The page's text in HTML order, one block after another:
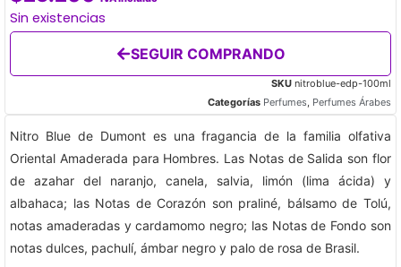
Sin existencias
SEGUIR COMPRANDO
SKU nitroblue-edp-100ml
Categorías Perfumes Perfumes Árabes
Nitro Blue de Dumont es una fragancia de la familia olfativa
Oriental Amaderada para Hombres. Las Notas de Salida son flor
de azahar del naranjo, canela, salvia, limón (lima ácida) y
albahaca; las Notas de Corazón son praliné, bálsamo de Tolú,
notas amaderadas y cardamomo negro; las Notas de Fondo son
notas dulces, pachulí, ámbar negro y palo de rosa de Brasil.